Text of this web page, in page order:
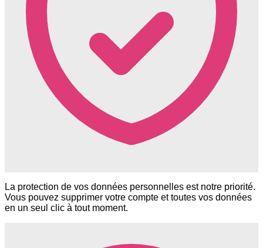
La protection de vos données personnelles est notre priorité.
Vous pouvez supprimer votre compte et toutes vos données
en un seul clic à tout moment.